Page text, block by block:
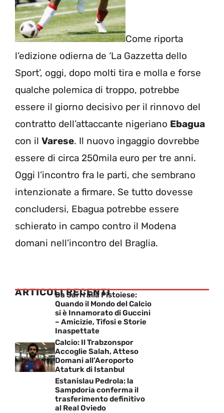
Come riporta
l’edizione odierna de ‘La Gazzetta dello
Sport’, oggi, dopo molti tira e molla e forse
qualche polemica di troppo, potrebbe
essere il giorno decisivo per il rinnovo del
contratto dell’attaccante nigeriano Ebagua
con il Varese. Il nuovo ingaggio dovrebbe
essere di circa 250mila euro per tre anni.
Oggi l’incontro fra le parti, che sembrano
intenzionate a firmare. Se tutto dovesse
concludersi, Ebagua potrebbe essere
schierato in campo contro il Modena
domani nell’incontro del Braglia.
ARTICOLI RECENTI
Da Sarri alla Pistoiese:
Quando il Mondo del Calcio
si è Innamorato di Guccini
– Amicizie, Tifosi e Storie
Inaspettate
Calcio: Il Trabzonspor
Accoglie Salah, Atteso
Domani all’Aeroporto
Ataturk di Istanbul
Estanislau Pedrola: la
Sampdoria conferma il
trasferimento definitivo
al Real Oviedo